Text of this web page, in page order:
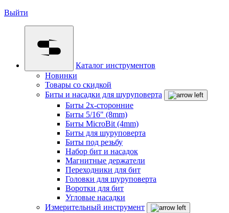
Выйти
Каталог инструментов
Новинки
Товары со скидкой
Биты и насадки для шуруповерта
Биты 2х-сторонние
Биты 5/16" (8mm)
Биты MicroBit (4mm)
Биты для шуруповерта
Биты под резьбу
Набор бит и насадок
Магнитные держатели
Переходники для бит
Головки для шуруповерта
Воротки для бит
Угловые насадки
Измерительный инструмент